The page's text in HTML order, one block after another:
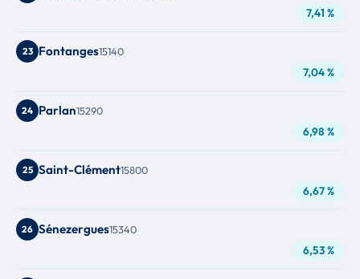
7,41 %
23 Fontanges15140
7,04 %
24 Parlan15290
6,98 %
25 Saint-Clément15800
6,67 %
26 Sénezergues15340
6,53 %